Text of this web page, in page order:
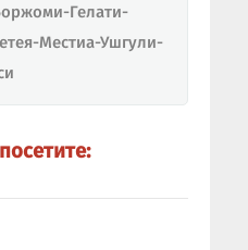
Гелати-
Местиа-Ушгули-